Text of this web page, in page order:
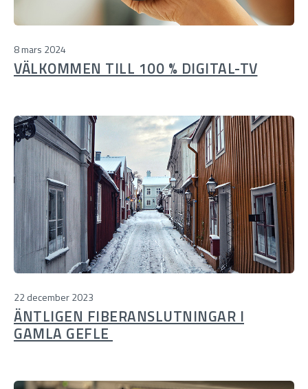
8 mars 2024
VÄLKOMMEN TILL 100 % DIGITAL-TV
22 december 2023
ÄNTLIGEN FIBERANSLUTNINGAR I
GAMLA GEFLE